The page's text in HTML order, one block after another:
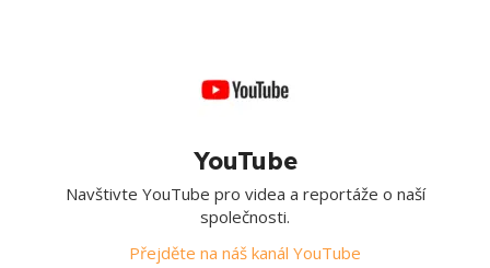
YouTube
Navštivte YouTube pro videa a reportáže o naší
společnosti.
Přejděte na náš kanál YouTube